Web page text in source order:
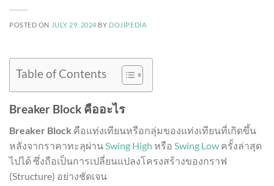
POSTED ON JULY 29, 2024 BY DOJIPEDIA
Table of Contents
Breaker Block คืออะไร
Breaker Block คือแท่งเทียนหรือกลุ่มของแท่งเทียนที่เกิดขึ้น
หลังจากราคาทะลุผ่าน Swing High หรือ Swing Low ครั้งล่าสุด
ไปได้ ซึ่งถือเป็นการเปลี่ยนแปลงโครงสร้างของกราฟ
(Structure) อย่างชัดเจน